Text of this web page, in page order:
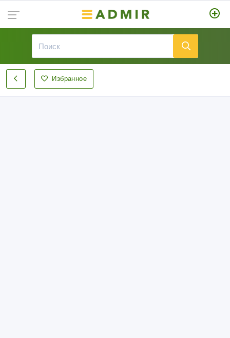
Избранное